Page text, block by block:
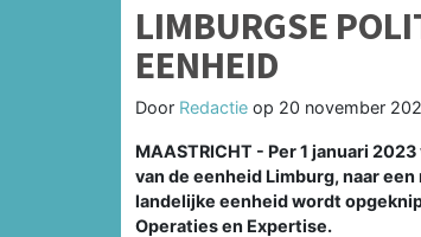
LIMBURGSE
EENHEID
Door Redactie op 20 november
MAASTRICHT - Per 1 januari
van de eenheid Limburg, naar
landelijke eenheid wordt
Operaties en Expertise.